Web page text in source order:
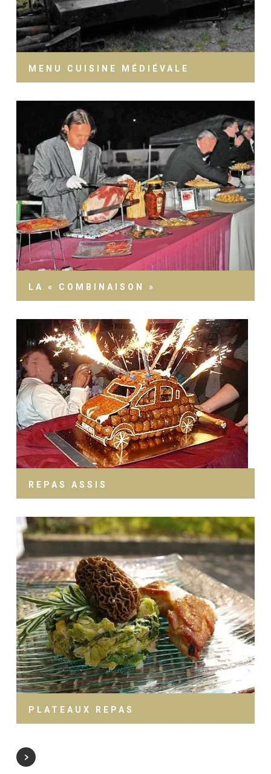
MENU CUISINE MÉDIÉVALE
LA « COMBINAISON »
REPAS ASSIS
PLATEAUX REPAS